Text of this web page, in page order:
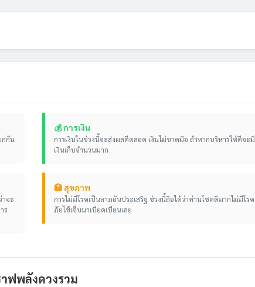
กกัน
💰 การเงิน
การเงินในช่วงนี้จะส่งผลดีตลอด เงินไม่ขาดมือ ถ้าหากบริหารให้ดีจะมี
เงินเก็บจำนวนมาก
าจะ
ร
🏥 สุขภาพ
การไม่มีโรคเป็นลาภอันประเสริฐ ช่วงนี้ถือได้ว่าท่านโชคดีมากไม่มีโรค
ภัยไข้เจ็บมาเบียดเบียนเลย
ฟพลังดวงรวม